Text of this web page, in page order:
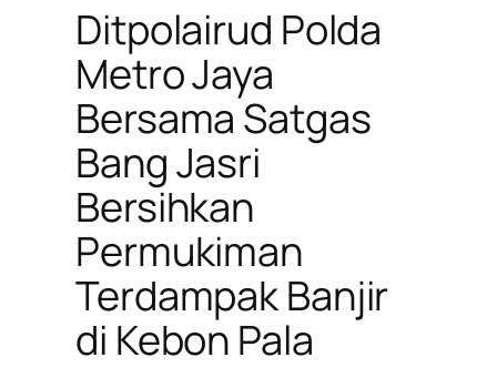
Ditpolairud Polda
Metro Jaya
Bersama Satgas
Bang Jasri
Bersihkan
Permukiman
Terdampak Banjir
di Kebon Pala